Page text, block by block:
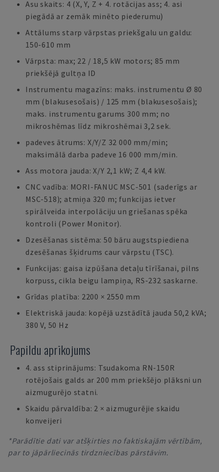
Asu skaits: 4 (X, Y, Z + 4. rotācijas ass; 4. asi
piegādā ar zemāk minēto piederumu)
Attālums starp vārpstas priekšgalu un galdu:
150-610 mm
Vārpsta: max; 22 / 18,5 kW motors; 85 mm
priekšējā gultņa ID
Instrumentu magazīns: maks. instrumentu Ø 80
mm (blakusesošais) / 125 mm (blakusesošais);
maks. instrumentu garums 300 mm; no
mikroshēmas līdz mikroshēmai 3,2 sek.
padeves ātrums: X/Y/Z 32 000 mm/min;
maksimālā darba padeve 16 000 mm/min.
Ass motora jauda: X/Y 2,1 kW; Z 4,4 kW.
CNC vadība: MORI-FANUC MSC-501 (saderīgs ar
MSC-518); atmiņa 320 m; funkcijas ietver
spirālveida interpolāciju un griešanas spēka
kontroli (Power Monitor).
Dzesēšanas sistēma: 50 bāru augstspiediena
dzesēšanas šķidrums caur vārpstu (TSC).
Funkcijas: gaisa izpūšana detaļu tīrīšanai, pilns
korpuss, cikla beigu lampiņa, RS-232 saskarne.
Grīdas platība: 2200 × 2550 mm
Elektriskā jauda: kopējā uzstādītā jauda 50,2 kVA;
380 V, 50 Hz
Papildu aprīkojums
4. ass stiprinājums: Tsudakoma RN-150R
rotējošais galds ar 200 mm priekšējo plāksni un
aizmugurējo statni.
Skaidu pārvaldība: 2 × aizmugurējie skaidu
konveijeri
*Parādītie dati var atšķirties no faktiskajām vērtībām,
par to jāpārliecinās tirdzniecības pārstāvim.